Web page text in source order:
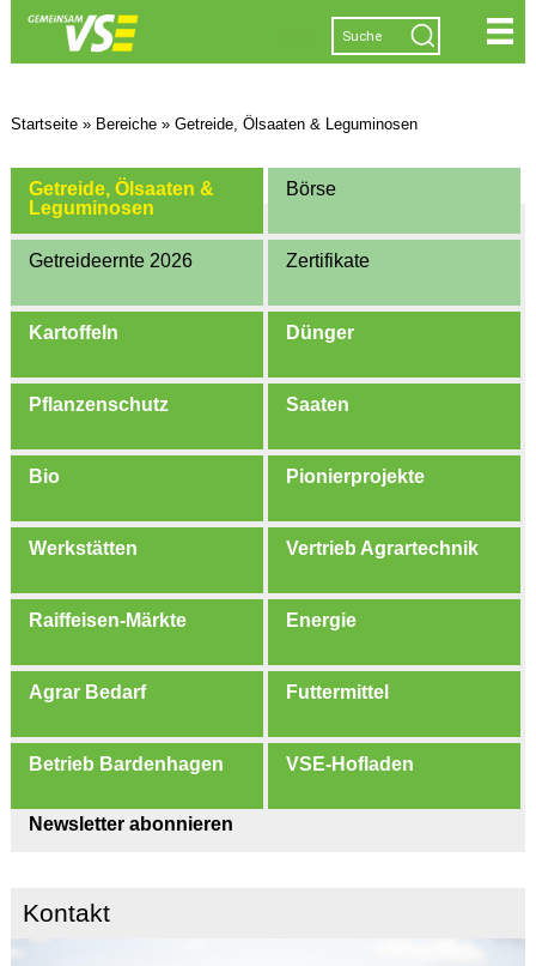
Startseite» Bereiche» Getreide, Ölsaaten & Leguminosen
Getreide, Ölsaaten &
Leguminosen
Börse
Getreideernte 2026 Zertifikate
Kartoffeln Dünger
Pflanzenschutz Saaten
Bio Pionierprojekte
Werkstätten Vertrieb Agrartechnik
Raiffeisen-Märkte Energie
Agrar Bedarf Futtermittel
Betrieb Bardenhagen VSE-Hofladen
Newsletter abonnieren
Kontakt